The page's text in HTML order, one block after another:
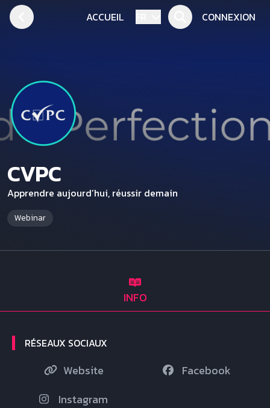
ACCUEIL CONNEXION
CVPC
Apprendre aujourd’hui, réussir demain
Webinar
INFO
RÉSEAUX SOCIAUX
Website
Facebook
Instagram